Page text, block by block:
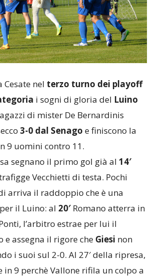
nel terzo turno dei playoff
i sogni di gloria del Luino
di mister De Bernardinis
3-0 dal Senago e finiscono la
9 uomini contro 11.
segnano il primo gol già al 14′
Vecchietti di testa. Pochi
arriva il raddoppio che è una
il Luino: al 20′ Romano atterra in
l’arbitro estrae per lui il
e assegna il rigore che Giesi non
i suoi sul 2-0. Al 27′ della ripresa,
in 9 perchè Vallone rifila un colpo a